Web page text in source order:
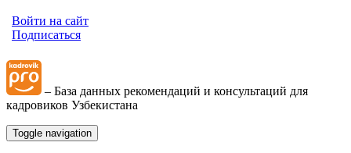
Войти на сайт
Подписаться
– База данных рекомендаций и консультаций для
кадровиков Узбекистана
Toggle navigation